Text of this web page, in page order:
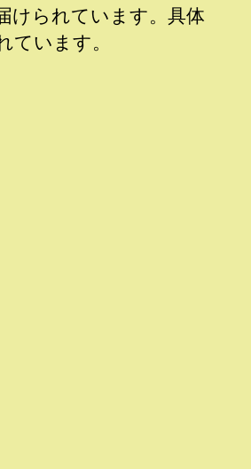
けられています。具体
ています。